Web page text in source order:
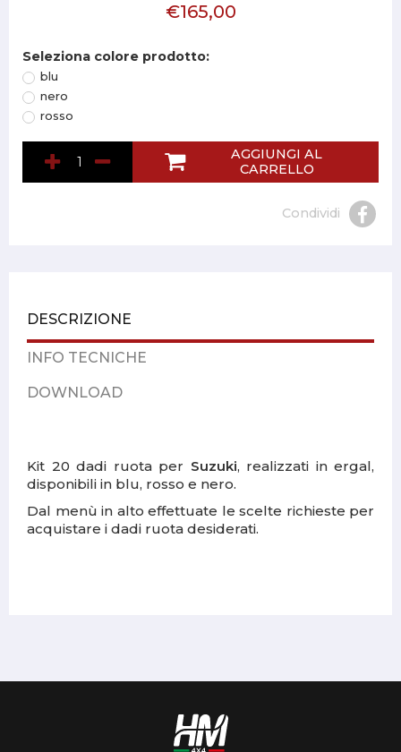
€165,00
Seleziona colore prodotto:
blu
nero
rosso
AGGIUNGI AL
CARRELLO
Condividi
DESCRIZIONE
INFO TECNICHE
DOWNLOAD
Kit 20 dadi ruota per Suzuki, realizzati in ergal,
disponibili in blu, rosso e nero.
Dal menù in alto effettuate le scelte richieste per
acquistare i dadi ruota desiderati.